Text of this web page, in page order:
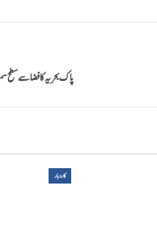
پاک بحریہ کا فضا سے سطح
کاروبار